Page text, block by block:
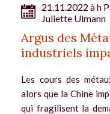
21.11.2022 à h Par
Juliette Ulmann
Argus des
industriels
Les cours des
alors que la Chine
qui fragilisent la